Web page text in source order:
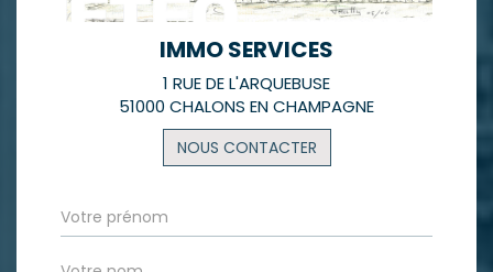
IMMO SERVICES
1 RUE DE L'ARQUEBUSE
51000 CHALONS EN CHAMPAGNE
NOUS CONTACTER